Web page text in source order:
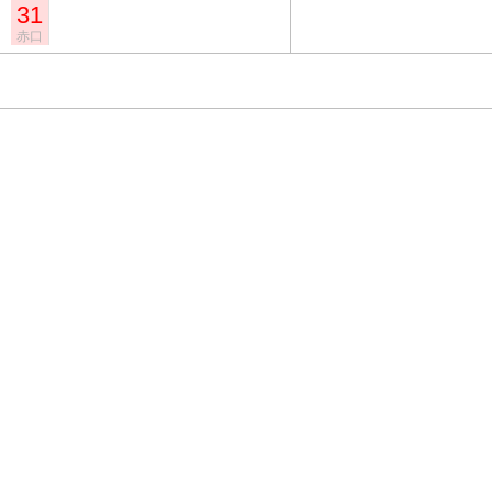
31
赤口